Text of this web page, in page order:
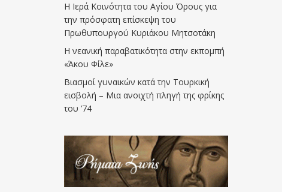
Η Ιερά Κοινότητα του Αγίου Όρους για
την πρόσφατη επίσκεψη του
Πρωθυπουργού Κυριάκου Μητσοτάκη
Η νεανική παραβατικότητα στην εκπομπή
«Άκου Φίλε»
Βιασμοί γυναικών κατά την Τουρκική
εισβολή – Μια ανοιχτή πληγή της φρίκης
του ’74